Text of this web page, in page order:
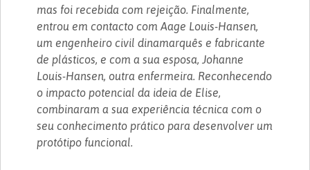
mas foi recebida com rejeição. Finalmente,
entrou em contacto com Aage Louis-Hansen,
um engenheiro civil dinamarquês e fabricante
de plásticos, e com a sua esposa, Johanne
Louis-Hansen, outra enfermeira. Reconhecendo
o impacto potencial da ideia de Elise,
combinaram a sua experiência técnica com o
seu conhecimento prático para desenvolver um
protótipo funcional.